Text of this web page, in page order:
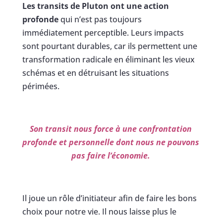
Les transits de Pluton ont une action
profondequi n’est pas toujours
immédiatement perceptible. Leurs impacts
sont pourtant durables, car ils permettent une
transformation radicale en éliminant les vieux
schémas et en détruisant les situations
périmées.
Son transit nous force à une confrontation
profonde et personnelle dont nous ne pouvons
pas faire l’économie.
Il joue un rôle d’initiateur afin de faire les bons
choix pour notre vie. Il nous laisse plus le